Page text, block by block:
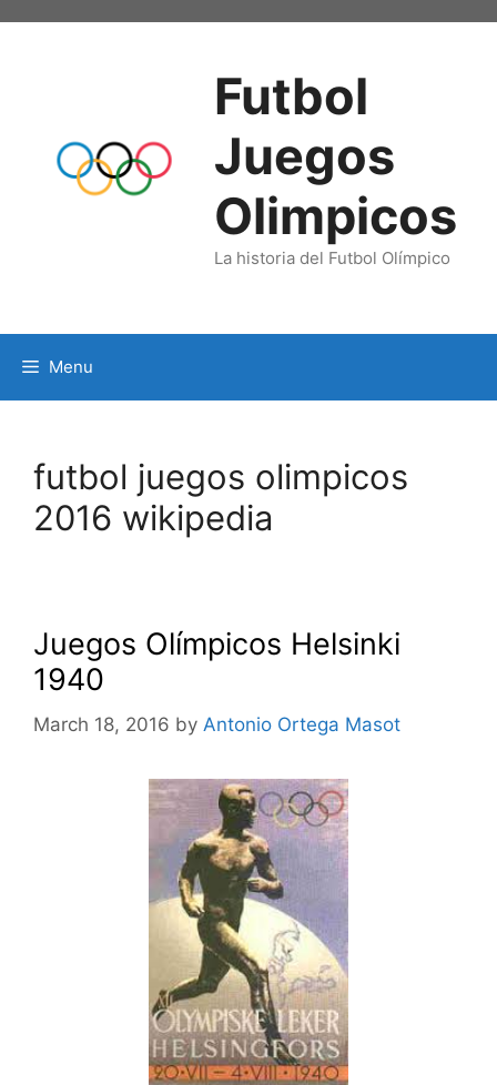
Futbol
Juegos
Olimpicos
La historia del Futbol Olímpico
Menu
futbol juegos olimpicos
2016 wikipedia
Juegos Olímpicos Helsinki
1940
March 18, 2016 by Antonio Ortega Masot